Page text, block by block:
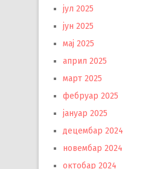
јул 2025
јун 2025
мај 2025
април 2025
март 2025
фебруар 2025
јануар 2025
децембар 2024
новембар 2024
октобар 2024